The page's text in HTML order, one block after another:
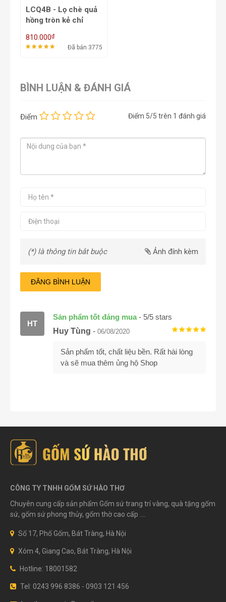
LCQ4B - Lọ chè quả
hồng tròn kẻ chỉ
810.000₫
Đã bán 3775
BÌNH LUẬN & ĐÁNH GIÁ
Điểm Điểm 5/5 trên 1 đánh giá
(*) là thông tin bắt buộc Ảnh đính kèm
ĐĂNG BÌNH LUẬN
Sản phẩm tốt đáng mua- 5/5 stars
HT
Huy Tùng - 06/08/2020
Sản phẩm tốt, chất liệu bền. Rất hài lòng
và sẽ mua thêm ủng hộ Shop
CÔNG TY TNHH GỐM SỨ HÀO THƠ
Chuyên cung cấp sản phẩm Gốm sứ trang trí vàng, quà tặng gốm
sứ, gốm sứ phong thủy, gốm thờ cao cấp ....
Số 17, Phố Gốm, Bát Tràng, Hà Nội
Xóm 4, Giang Cao, Bát Tràng, Hà Nội
Hotline: 18001582
Tel: 0243 996 8386 - 0903 121 456